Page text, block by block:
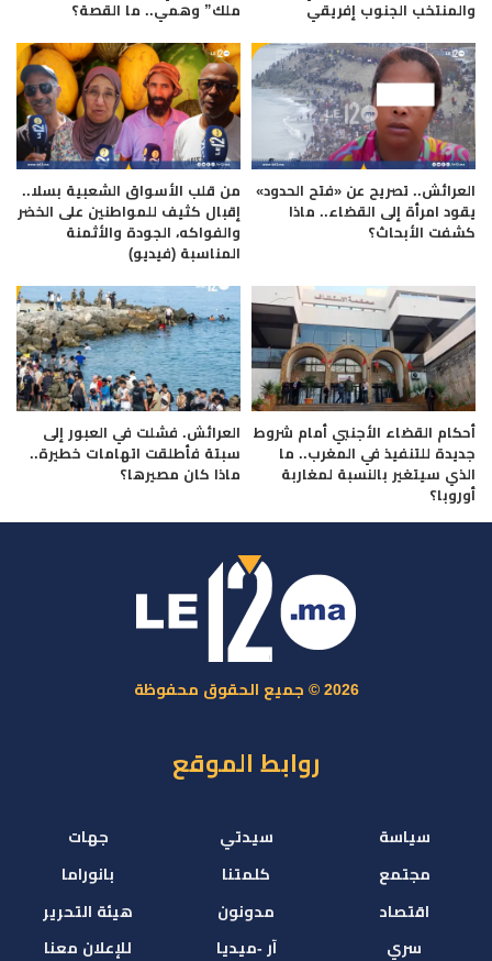
والمنتخب الجنوب إفريقي
ملك” وهمي.. ما القصة؟
العرائش.. تصريح عن «فتح الحدود»
يقود امرأة إلى القضاء.. ماذا
كشفت الأبحاث؟
من قلب الأسواق الشعبية بسلا..
إقبال كثيف للمواطنين على الخضر
والفواكه، الجودة والأثمنة
المناسبة (فيديو)
أحكام القضاء الأجنبي أمام شروط
جديدة للتنفيذ في المغرب.. ما
الذي سيتغير بالنسبة لمغاربة
أوروبا؟
العرائش. فشلت في العبور إلى
سبتة فأطلقت اتهامات خطيرة..
ماذا كان مصيرها؟
2026 © جميع الحقوق محفوظة
روابط الموقع
سياسة
مجتمع
اقتصاد
سري
سيدتي
كلمتنا
مدونون
آر -ميديا
جهات
بانوراما
هيئة التحرير
للإعلان معنا